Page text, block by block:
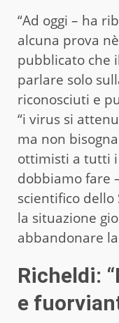
“Ad oggi – ha
alcuna prova
pubblicato che
parlare solo
riconosciuti e
“i virus si
ma non
ottimisti a tutti i
dobbiamo fare
scientifico
la situazione
abbandonare
Richeldi:
e